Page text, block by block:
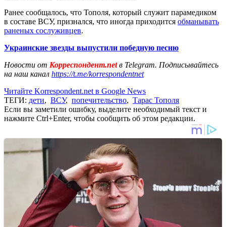
Ранее сообщалось, что Тополя, который служит парамедиком
в составе ВСУ, признался, что иногда приходится обманывать
раненых сослуживцев.
Украинские звезды выпустили победную песню
Новости от Корреспондент.netв Telegram. Подписывайтесь
на наш канал https://t.me/korrespondentnet
Читайте Korrespondent.net в Google News
ТЕГИ: дети, ВСУ, попечительство, Тарас Тополя
Если вы заметили ошибку, выделите необходимый текст и
нажмите Ctrl+Enter, чтобы сообщить об этом редакции.